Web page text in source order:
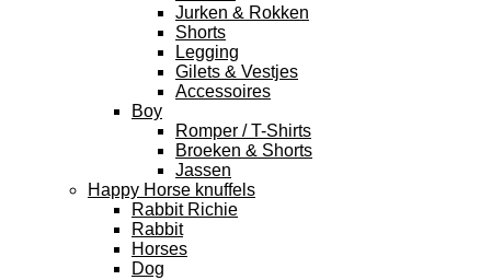
Jurken & Rokken
Shorts
Legging
Gilets & Vestjes
Accessoires
Boy
Romper / T-Shirts
Broeken & Shorts
Jassen
Happy Horse knuffels
Rabbit Richie
Rabbit
Horses
Dog